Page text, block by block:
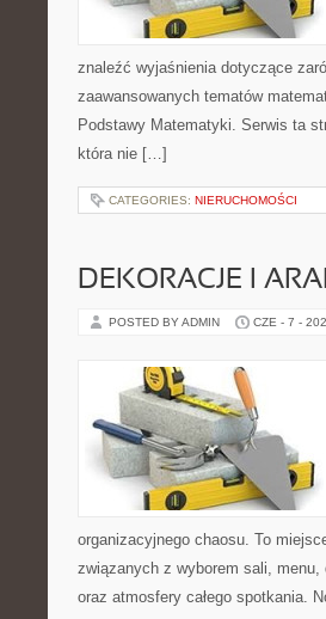
znaleźć wyjaśnienia dotyczące
zaawansowanych tematów
Podstawy Matematyki. Serwis ta
która nie […]
CATEGORIES: NIERUCHOMOŚCI
DEKORACJE I
POSTED BY ADMIN CZE - 7 -
organizacyjnego chaosu. To
związanych z wyborem sali,
oraz atmosfery całego spotkania.